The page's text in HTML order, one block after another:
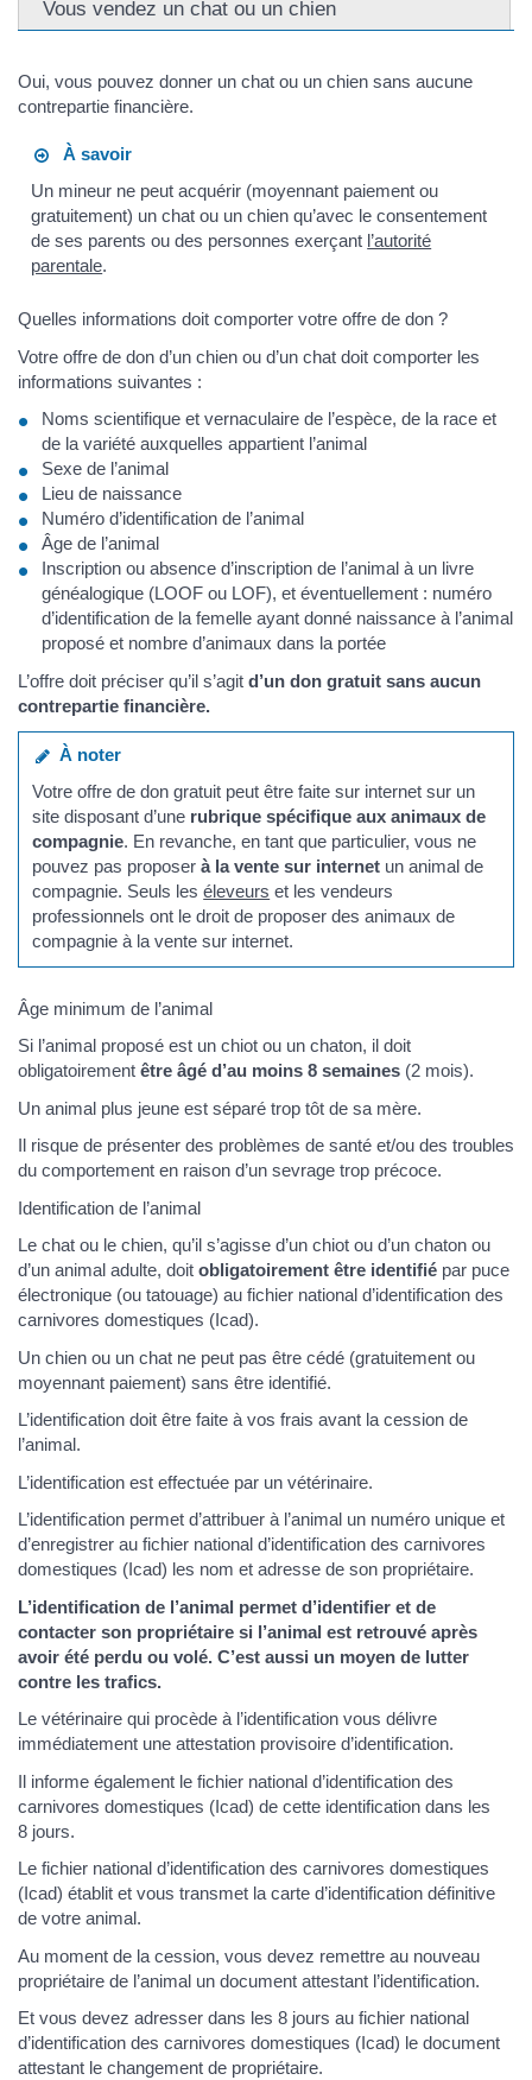
Vous vendez un chat ou un chien
Oui, vous pouvez donner un chat ou un chien sans aucune
contrepartie financière.
À savoir
Un mineur ne peut acquérir (moyennant paiement ou
gratuitement) un chat ou un chien qu’avec le consentement
de ses parents ou des personnes exerçant l’autorité
parentale.
Quelles informations doit comporter votre offre de don ?
Votre offre de don d’un chien ou d’un chat doit comporter les
informations suivantes :
Noms scientifique et vernaculaire de l’espèce, de la race et
de la variété auxquelles appartient l’animal
Sexe de l’animal
Lieu de naissance
Numéro d’identification de l’animal
Âge de l’animal
Inscription ou absence d’inscription de l’animal à un livre
généalogique (LOOF ou LOF), et éventuellement : numéro
d’identification de la femelle ayant donné naissance à l’animal
proposé et nombre d’animaux dans la portée
L’offre doit préciser qu’il s’agit d’un don gratuit sans aucun
contrepartie financière.
À noter
Votre offre de don gratuit peut être faite sur internet sur un
site disposant d’une rubrique spécifique aux animaux de
compagnie. En revanche, en tant que particulier, vous ne
pouvez pas proposerà la vente sur internet un animal de
compagnie. Seuls leséleveurs et les vendeurs
professionnels ont le droit de proposer des animaux de
compagnie à la vente sur internet.
Âge minimum de l’animal
Si l’animal proposé est un chiot ou un chaton, il doit
obligatoirement être âgé d’au moins 8 semaines (2 mois).
Un animal plus jeune est séparé trop tôt de sa mère.
Il risque de présenter des problèmes de santé et/ou des troubles
du comportement en raison d’un sevrage trop précoce.
Identification de l’animal
Le chat ou le chien, qu’il s’agisse d’un chiot ou d’un chaton ou
d’un animal adulte, doit obligatoirement être identifié par puce
électronique (ou tatouage) au fichier national d’identification des
carnivores domestiques (Icad).
Un chien ou un chat ne peut pas être cédé (gratuitement ou
moyennant paiement) sans être identifié.
L’identification doit être faite à vos frais avant la cession de
l’animal.
L’identification est effectuée par un vétérinaire.
L’identification permet d’attribuer à l’animal un numéro unique et
d’enregistrer au fichier national d’identification des carnivores
domestiques (Icad) les nom et adresse de son propriétaire.
L’identification de l’animal permet d’identifier et de
contacter son propriétaire si l’animal est retrouvé après
avoir été perdu ou volé. C’est aussi un moyen de lutter
contre les trafics.
Le vétérinaire qui procède à l’identification vous délivre
immédiatement une attestation provisoire d’identification.
Il informe également le fichier national d’identification des
carnivores domestiques (Icad) de cette identification dans les
8 jours.
Le fichier national d’identification des carnivores domestiques
(Icad) établit et vous transmet la carte d’identification définitive
de votre animal.
Au moment de la cession, vous devez remettre au nouveau
propriétaire de l’animal un document attestant l’identification.
Et vous devez adresser dans les 8 jours au fichier national
d’identification des carnivores domestiques (Icad) le document
attestant le changement de propriétaire.